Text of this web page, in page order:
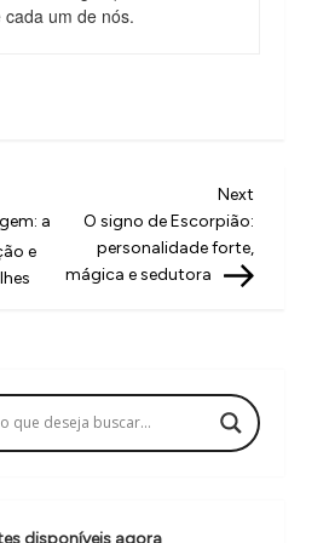
cada um de nós.
a
e
Next
Post
Next
O signo de Escorpião:
personalidade forte,
mágica e sedutora
disponíveis agora